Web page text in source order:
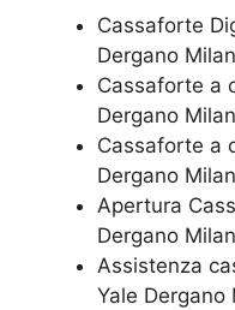
Cassaforte
Dergano
Cassaforte a
Dergano
Cassaforte a
Dergano
​Apertura
Dergano
Assistenza
Yale Dergano